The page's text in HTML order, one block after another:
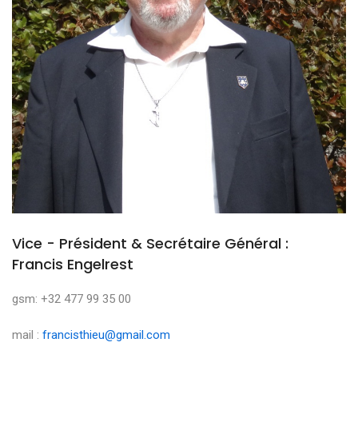
Vice - Président & Secrétaire Général :
Francis Engelrest
gsm: +32 477 99 35 00
mail : francisthieu@gmail.com